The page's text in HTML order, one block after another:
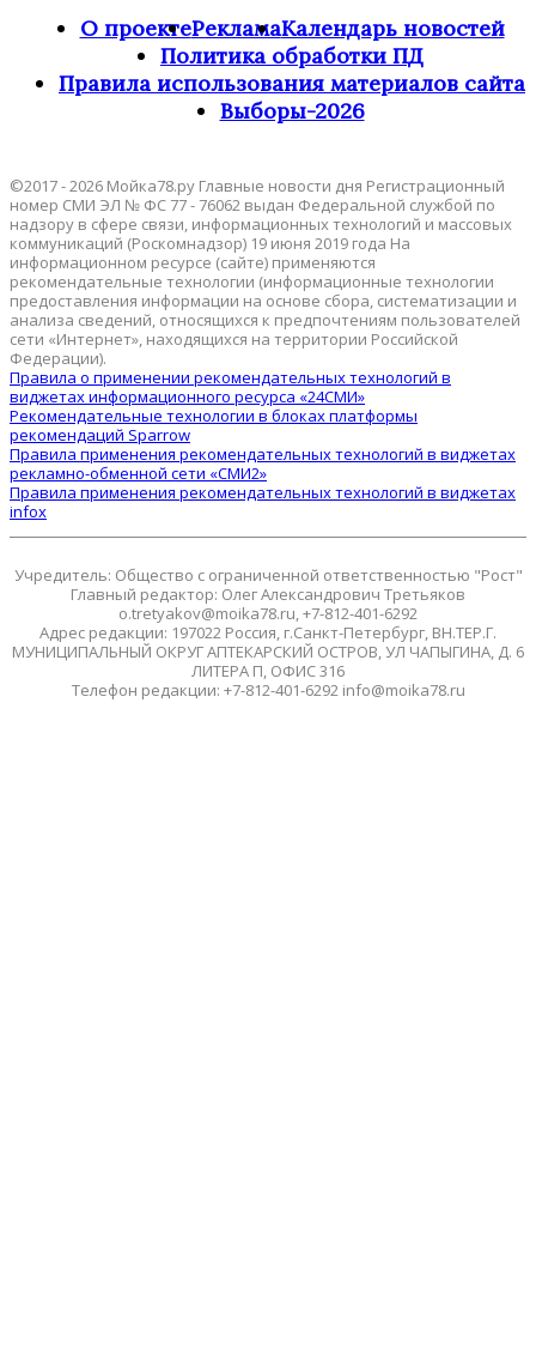
О проектеРекламаКалендарь новостей
Политика обработки ПД
Правила использования материалов сайта
Выборы-2026
©2017 - 2026 Мойка78.ру Главные новости дня Регистрационный
номер СМИ ЭЛ № ФС 77 - 76062 выдан Федеральной службой по
надзору в сфере связи, информационных технологий и массовых
коммуникаций (Роскомнадзор) 19 июня 2019 года На
информационном ресурсе (сайте) применяются
рекомендательные технологии (информационные технологии
предоставления информации на основе сбора, систематизации и
анализа сведений, относящихся к предпочтениям пользователей
сети «Интернет», находящихся на территории Российской
Федерации).
Правила о применении рекомендательных технологий в
виджетах информационного ресурса «24СМИ»
Рекомендательные технологии в блоках платформы
рекомендаций Sparrow
Правила применения рекомендательных технологий в виджетах
рекламно-обменной сети «СМИ2»
Правила применения рекомендательных технологий в виджетах
infox
Учредитель: Общество с ограниченной ответственностью "Рост"
Главный редактор: Олег Александрович Третьяков
o.tretyakov@moika78.ru, +7-812-401-6292
Адрес редакции: 197022 Россия, г.Санкт-Петербург, ВН.ТЕР.Г.
МУНИЦИПАЛЬНЫЙ ОКРУГ АПТЕКАРСКИЙ ОСТРОВ, УЛ ЧАПЫГИНА, Д. 6
ЛИТЕРА П, ОФИС 316
Телефон редакции: +7-812-401-6292 info@moika78.ru